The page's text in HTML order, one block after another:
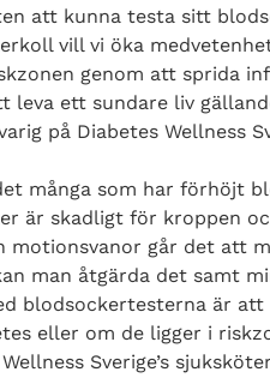
att kunna testa sitt
vill vi öka
genom att sprida
leva ett sundare liv
på Diabetes Wellness
många som har förhöjt
är skadligt för kroppen
motionsvanor går det att
man åtgärda det samt
blodsockertesterna är
eller om de ligger i
Sverige’s